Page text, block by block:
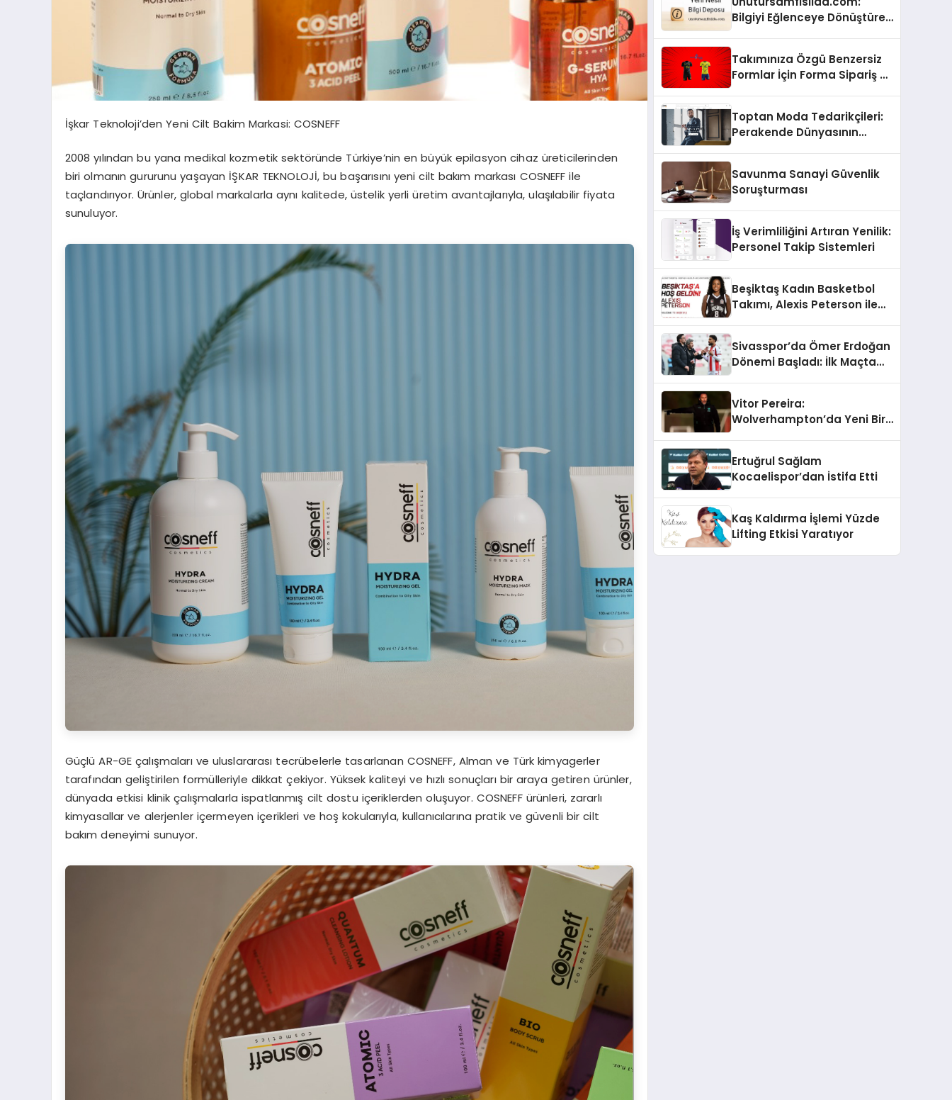
İşkar Teknoloji’den Yeni Cilt Bakim Markasi: COSNEFF
2008 yılından bu yana medikal kozmetik sektöründe Türkiye’nin en büyük epilasyon cihaz üreticilerinden
biri olmanın gururunu yaşayan İŞKAR TEKNOLOJİ, bu başarısını yeni cilt bakım markası COSNEFF ile
taçlandırıyor. Ürünler, global markalarla aynı kalitede, üstelik yerli üretim avantajlarıyla, ulaşılabilir fiyata
sunuluyor.
Güçlü AR-GE çalışmaları ve uluslararası tecrübelerle tasarlanan COSNEFF, Alman ve Türk kimyagerler
tarafından geliştirilen formülleriyle dikkat çekiyor. Yüksek kaliteyi ve hızlı sonuçları bir araya getiren ürünler,
dünyada etkisi klinik çalışmalarla ispatlanmış cilt dostu içeriklerden oluşuyor. COSNEFF ürünleri, zararlı
kimyasallar ve alerjenler içermeyen içerikleri ve hoş kokularıyla, kullanıcılarına pratik ve güvenli bir cilt
bakım deneyimi sunuyor.
Bilgiyi Eğlenceye Dönüştüren
Takımınıza Özgü Benzersiz
Formlar İçin Forma Sipariş –
Toptan Moda Tedarikçileri:
Perakende Dünyasının
Savunma Sanayi Güvenlik
Soruşturması
İş Verimliliğini Artıran Yenilik:
Personel Takip Sistemleri
Beşiktaş Kadın Basketbol
Takımı, Alexis Peterson ile
Sivasspor’da Ömer Erdoğan
Dönemi Başladı: İlk Maçta
Vitor Pereira:
Wolverhampton’da Yeni Bir
Ertuğrul Sağlam
Kocaelispor’dan İstifa Etti
Kaş Kaldırma İşlemi Yüzde
Lifting Etkisi Yaratıyor